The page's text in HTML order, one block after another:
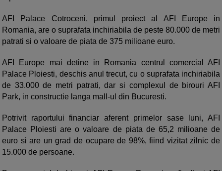
AFI Palace Cotroceni, primul proiect al AFI Europe in
Romania, are o suprafata inchiriabila de peste 80.000 de metri
patrati si o valoare de piata de 375 milioane euro.
AFI Europe mai detine in Romania centrul comercial AFI
Palace Ploiesti, deschis anul trecut, cu o suprafata inchiriabila
de 33.000 de metri patrati, dar si complexul de birouri AFI
Park, in constructie langa mall-ul din Bucuresti.
Potrivit raportului financiar aferent primelor sase luni, AFI
Palace Ploiesti are o valoare de piata de 65,2 milioane de
euro si are un grad de ocupare de 98%, fiind vizitat zilnic de
15.000 de persoane.